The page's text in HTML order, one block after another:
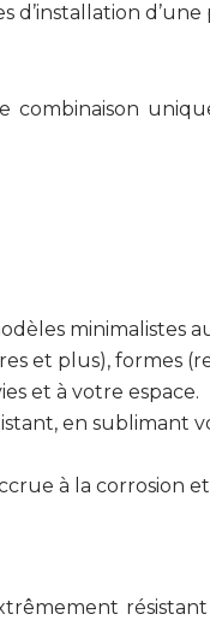
d’installation
minimalistes
et plus), formes
et à votre espace.
en
à la corrosion